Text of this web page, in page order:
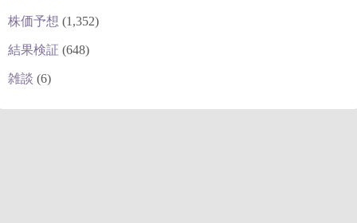
株価予想 (1,352)
結果検証 (648)
雑談 (6)